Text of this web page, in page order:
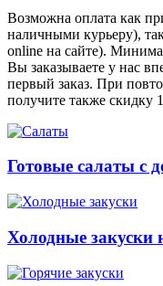
Возможна оплата как
наличными курьеру),
online на сайте).
Вы заказываете у нас
первый заказ. При
получите также скидку
Готовые салаты с
Холодные закуски